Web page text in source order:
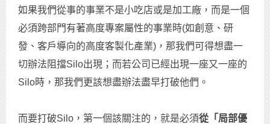
如果我們從事的事業不是小吃店或是加工廠，而是一個
必須跨部門有著高度專案屬性的事業時(如創意、研
發、客戶導向的高度客製化產業)，那我們可得想盡一
切辦法阻擋Silo出現；而若公司已經出現一座又一座的
Silo時，那我們更該想盡辦法盡早打破他們。
而要打破Silo，第一個該關注的，就是必須從「局部優